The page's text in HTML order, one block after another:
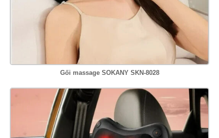
Gối massage SOKANY SKN-8028